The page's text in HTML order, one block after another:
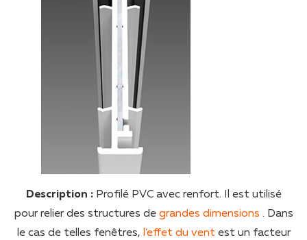
Description :Profilé PVC avec renfort. Il est utilisé
pour relier des structures de grandes dimensions . Dans
le cas de telles fenêtres, l’effet du ventest un facteur